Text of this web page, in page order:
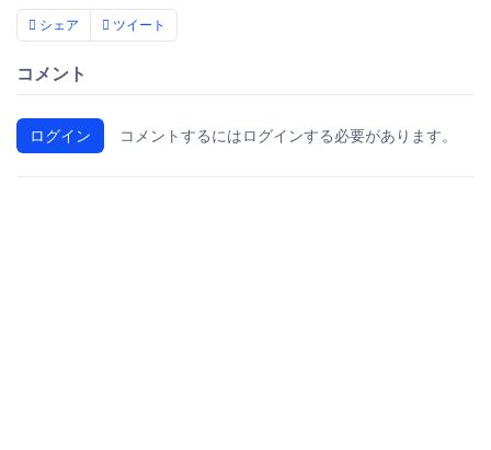
シェア ツイート
コメント
ログイン コメントするにはログインする必要があります。